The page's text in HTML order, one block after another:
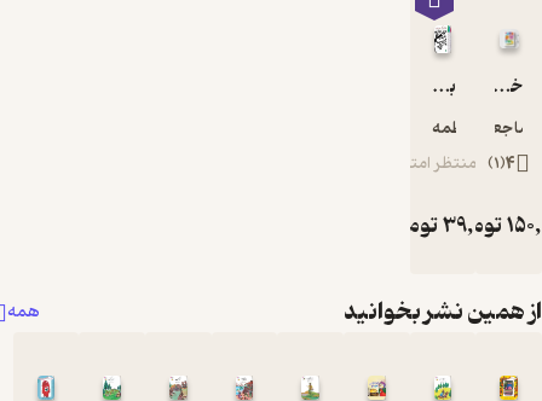
خاله های من
جعفرپور
(
1
)
تومان
بابابزرگ درختی
فاطمه ابطحی
منتظر امتیاز
39,000تومان
نشر بخوانید همه